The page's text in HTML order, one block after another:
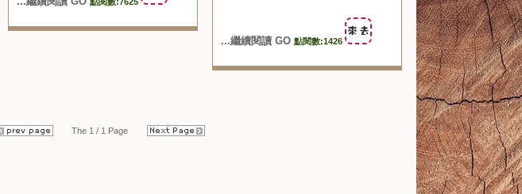
...繼續閱讀 GO 點閱數:1426
The 1 / 1 Page